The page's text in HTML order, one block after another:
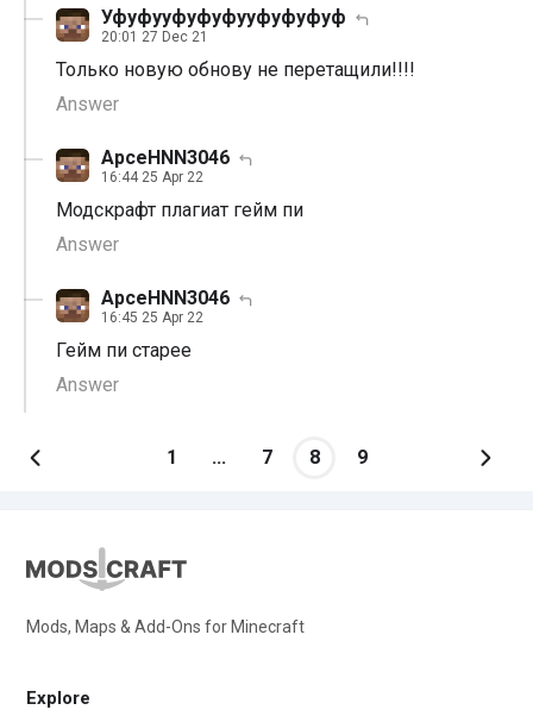
Уфуфууфуфуфууфуфуфуф
20:01 27 Dec 21
Только новую обнову не перетащили!!!!
Answer
ApceHNN3046
16:44 25 Apr 22
Модскрафт плагиат гейм пи
Answer
ApceHNN3046
16:45 25 Apr 22
Гейм пи старее
Answer
1 ... 7 8 9
Mods, Maps & Add-Ons for Minecraft
Explore